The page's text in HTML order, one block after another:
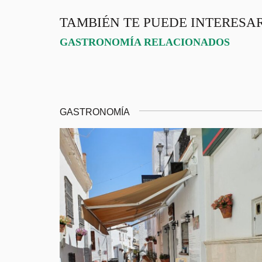
TAMBIÉN TE PUEDE
GASTRONOMÍA RELACIONADOS
GASTRONOMÍA